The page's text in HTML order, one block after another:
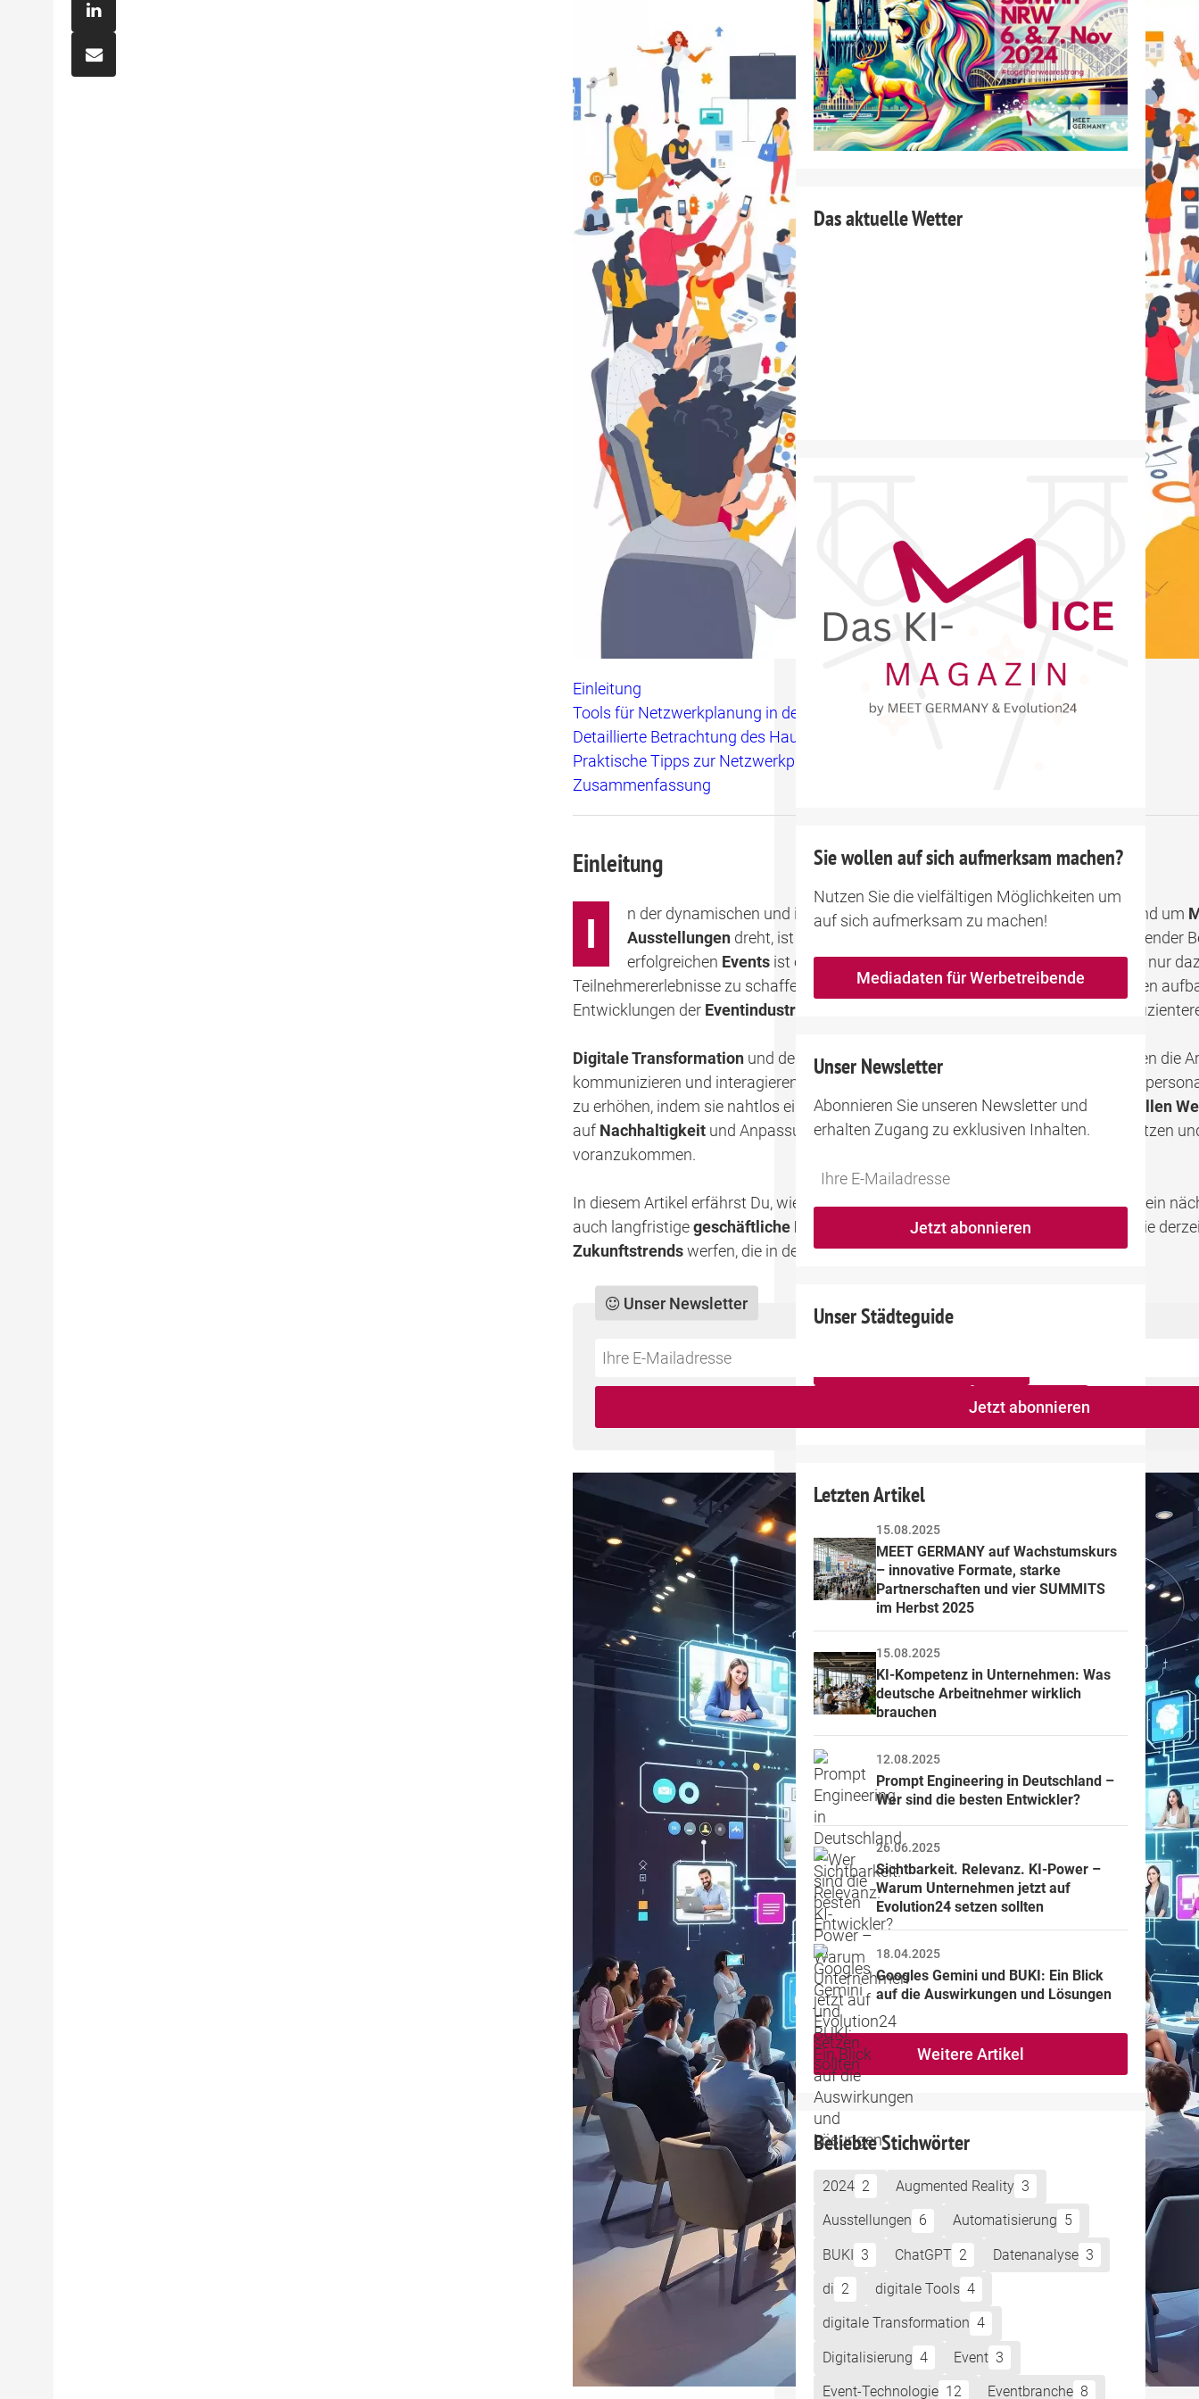
Einleitung
Tools für Netzwerkplanung in der MICE-Branche
Detaillierte Betrachtung des Hauptthemas
Praktische Tipps zur Netzwerkplanung
Zusammenfassung
Einleitung
I n der dynamischen und immer schnelllebigerenMICE-Branche , die sich rund um
Ausstellungendreht, ist eine strategische Netzwerkplanung von entscheidender
erfolgreichen Eventsist eine gut durchdachteNetzwerkstrategie, die nicht nur
Teilnehmererlebnisse zu schaffen, sondern auch nachhaltige Geschäftsbeziehungen
Entwicklungen der Eventindustrie bieten uns heute eine Fülle an Möglichkeiten,
Digitale Transformation und der Einsatz von Künstlicher Intelligenz
revolutionieren die
kommunizieren und interagieren. Diese Fortschritte ermöglichen es uns, Events zu
zu erhöhen, indem sie nahtlos eine Brücke zwischen derphysischenund der
virtuellen
auf Nachhaltigkeit und Anpassungsfähigkeit ist es essentiell, sich mit neuen Ansätzen
voranzukommen.
In diesem Artikel erfährst Du, wie Du durcheffektive Netzwerkplanungnicht nur Dein
auch langfristigegeschäftliche Ergebnisse
maximierst. Lass uns einen Blick auf die
Zukunftstrendswerfen, die in der MICE-Branchevon Bedeutung sind.
Do
this
Unser Newsletter
*Ihre
Jetzt abonnieren
Das aktuelle Wetter
Sie wollen auf sich aufmerksam machen?
Nutzen Sie die vielfältigen Möglichkeiten um
auf sich aufmerksam zu machen!
Mediadaten für Werbetreibende
Unser Newsletter
Abonnieren Sie unseren Newsletter und
erhalten Zugang zu exklusiven Inhalten.
Do
this
*Ihre
Jetzt abonnieren
Unser Städteguide
Netzwerke
Letzten Artikel
15.08.2025
MEET GERMANY auf Wachstumskurs
– innovative Formate, starke
Partnerschaften und vier SUMMITS
im Herbst 2025
15.08.2025
KI-Kompetenz in Unternehmen: Was
deutsche Arbeitnehmer wirklich
brauchen
12.08.2025
Prompt Engineering in Deutschland –
Wer sind die besten Entwickler?
26.06.2025
Sichtbarkeit. Relevanz. KI-Power –
Warum Unternehmen jetzt auf
Evolution24 setzen sollten
18.04.2025
Googles Gemini und BUKI: Ein Blick
auf die Auswirkungen und Lösungen
Weitere Artikel
Beliebte Stichwörter
2024 2 Augmented Reality 3
Ausstellungen 6 Automatisierung 5
BUKI 3 ChatGPT 2 Datenanalyse 3
di 2 digitale Tools 4
digitale Transformation 4
Digitalisierung 4 Event 3
Event-Technologie 12 Eventbranche 8